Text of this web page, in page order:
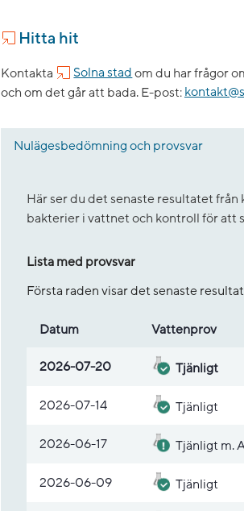
Hitta hit
Kontakta Solna stad om du har frågor
och om det går att bada. E-post:
Nulägesbedömning och provsvar
Här ser du det senaste resultatet
bakterier i vattnet och kontroll för att
Lista med provsvar
Första raden visar det senaste
Datum Vatten­prov
2026-07-20 Tjänligt
2026-07-14 Tjänligt
2026-06-17 Tjänligt m.
2026-06-09 Tjänligt